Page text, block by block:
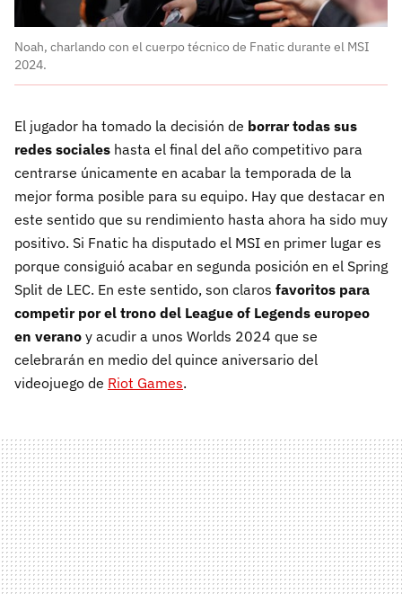
Noah, charlando con el cuerpo técnico de Fnatic durante el MSI
2024.
El jugador ha tomado la decisión de borrar todas sus
redes sociales hasta el final del año competitivo para
centrarse únicamente en acabar la temporada de la
mejor forma posible para su equipo. Hay que destacar en
este sentido que su rendimiento hasta ahora ha sido muy
positivo. Si Fnatic ha disputado el MSI en primer lugar es
porque consiguió acabar en segunda posición en el Spring
Split de LEC. En este sentido, son claros favoritos para
competir por el trono del League of Legends europeo
en verano y acudir a unos Worlds 2024 que se
celebrarán en medio del quince aniversario del
videojuego de Riot Games.